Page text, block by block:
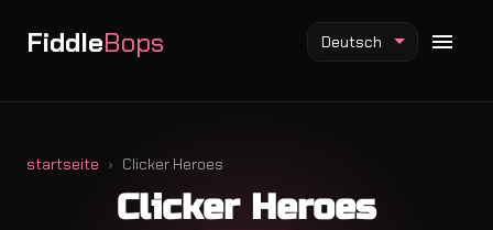
FiddleBops
Fiddlebops Mod
Deutsch
startseite Clicker Heroes
Clicker Heroes